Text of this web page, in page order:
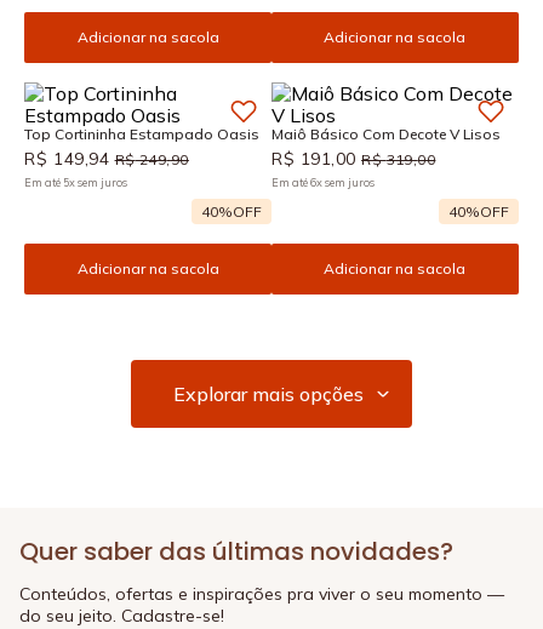
Adicionar na sacola Adicionar na sacola
Top Cortininha Estampado Oasis
R$ 149,94 R$ 249,90
Em até 5xsem juros
40%OFF
Adicionar na sacola
Maiô Básico Com Decote V Lisos
R$ 191,00 R$ 319,00
Em até6xsem juros
40%OFF
Adicionar na sacola
Quer saber das últimas novidades?
Conteúdos, ofertas e inspirações pra viver o seu momento —
do seu jeito. Cadastre-se!